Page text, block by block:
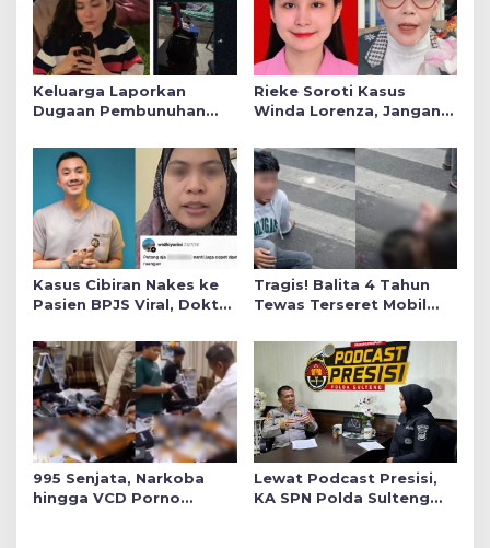
Keluarga Laporkan
Dugaan Pembunuhan
Soroti Luka Lebam dan
Curhat Mendiang
Rieke Soroti Kasus
Winda Lorenza, Jangan
dalam Penyidikan
Kasus Cibiran Nakes ke
Pasien BPJS Viral, Dokter
Putih Pakaian Penetral
Emosi
Tragis! Balita 4 Tahun
Tewas Terseret Mobil
995 Senjata, Narkoba
hingga VCD Porno
Lewat Podcast Presisi,
KA SPN Polda Sulteng